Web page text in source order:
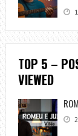
TOP 5 –
VIEWED